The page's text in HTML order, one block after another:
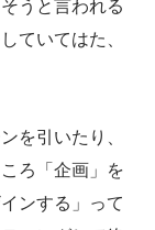
うと言われる
ていてはた、
を引いたり、
ろ「企画」を
ンする」って